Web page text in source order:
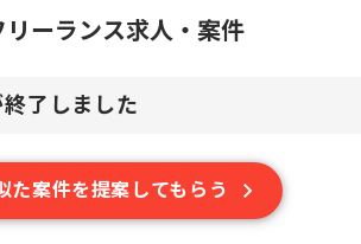
リーランス求人・案件
了しました
た案件を提案してもらう